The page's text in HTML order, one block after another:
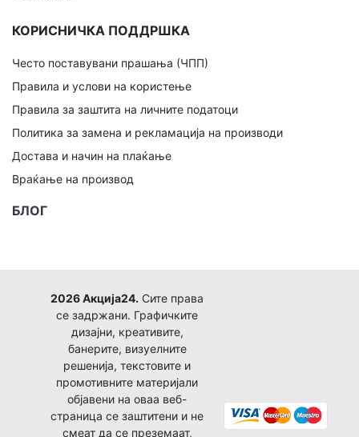
КОРИСНИЧКА ПОДДРШКА
Често поставувани прашања (ЧПП)
Правила и услови на користење
Правила за заштита на личните податоци
Политика за замена и рекламација на производи
Достава и начин на плаќање
Враќање на производ
БЛОГ
2026 Акција24. Сите права
се задржани. Графичките
дизајни, креативите,
банерите, визуелните
решенија, текстовите и
промотивните материјали
објавени на оваа веб-
страница се заштитени и не
смеат да се преземаат,